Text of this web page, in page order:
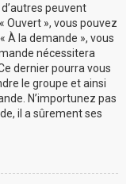
peuvent
Ouvert », vous pouvez
À la demande », vous
nécessitera
dernier pourra vous
le groupe et ainsi
N’importunez pas
il a sûrement ses